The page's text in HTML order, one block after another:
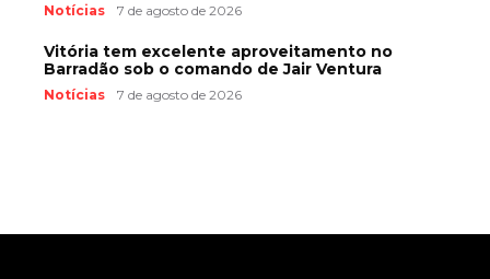
Notícias 7 de agosto de 2026
Vitória tem excelente aproveitamento no
Barradão sob o comando de Jair Ventura
Notícias 7 de agosto de 2026